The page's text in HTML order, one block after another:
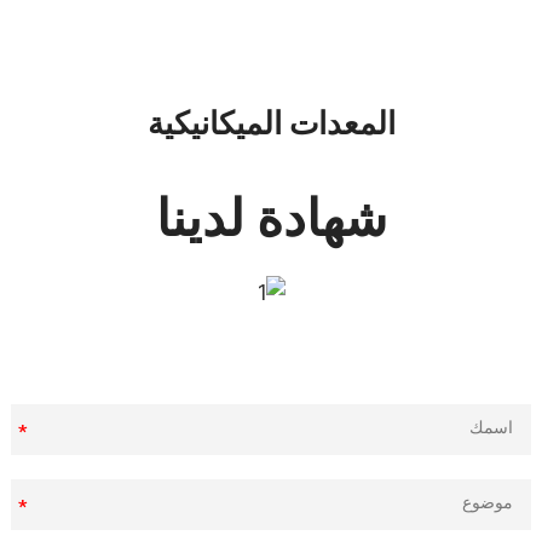
المعدات الميكانيكية
شهادة لدينا